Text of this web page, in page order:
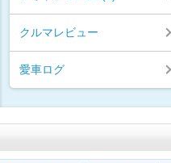
クルマレビュー
愛車ログ